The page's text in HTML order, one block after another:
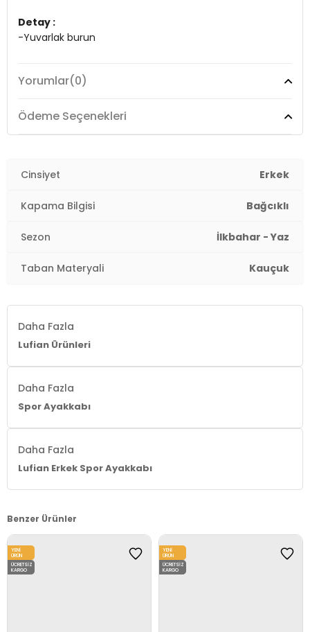
Detay :
-Yuvarlak burun
3DY1111230280.07
Yorumlar(0)
Ödeme Seçenekleri
Cinsiyet Erkek
Kapama Bilgisi Bağcıklı
Sezon İlkbahar - Yaz
Taban Materyali Kauçuk
Daha Fazla
Lufian Ürünleri
Daha Fazla
Spor Ayakkabı
Daha Fazla
Lufian Erkek Spor Ayakkabı
Benzer Ürünler
YENI
ÜRÜN
ÜCRETSIZ
KARGO
YENI
ÜRÜN
ÜCRETSIZ
KARGO